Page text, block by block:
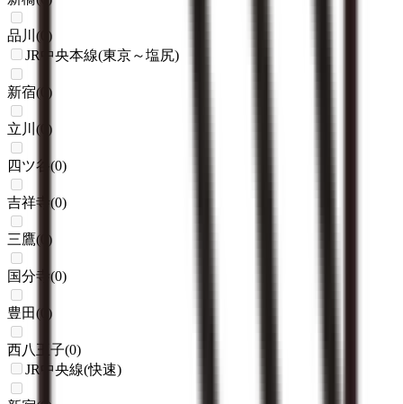
品川 (
)
JR中央本線(東京～塩尻)
新宿( )
立川 ( )
四ツ谷 (0)
吉祥寺 (0)
三鷹( )
国分寺 (0)
豊田( )
西八王子(0)
JR中央線(快速)